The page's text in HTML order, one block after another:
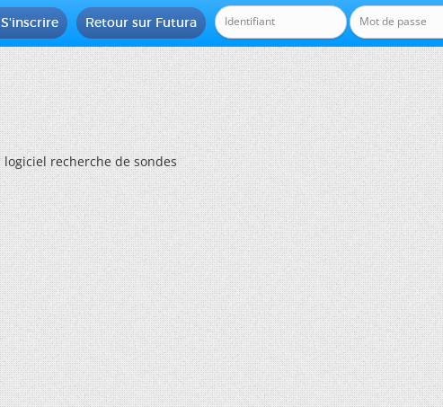
Retour sur Futura
S'inscrire
logiciel recherche de sondes